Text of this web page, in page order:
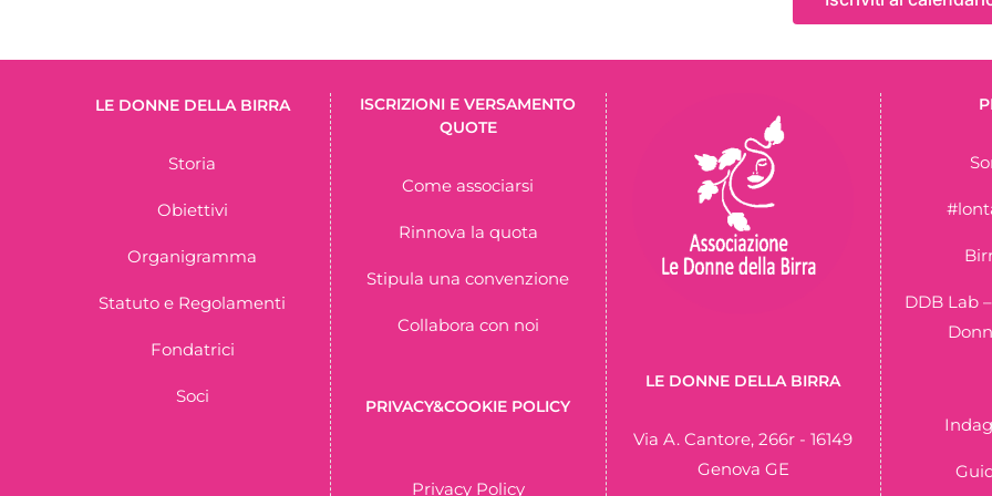
LE DONNE DELLA BIRRA
Storia
Obiettivi
Organigramma
Statuto e Regolamenti
Fondatrici
Soci
ISCRIZIONI E VERSAMENTO
QUOTE
Come associarsi
Rinnova la quota
Stipula una convenzione
Collabora con noi
PRIVACY&COOKIE POLICY
Privacy Policy
LE DONNE DELLA BIRRA
Via A. Cantore, 266r - 16149
Genova GE
DDB Lab